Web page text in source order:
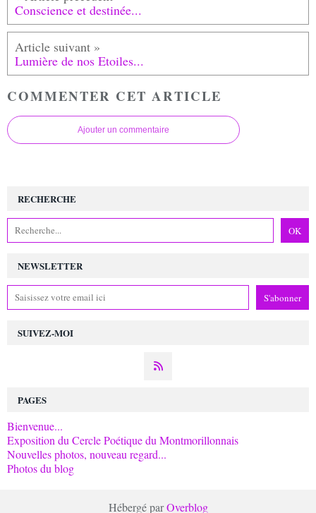
Conscience et destinée...
Lumière de nos Etoiles...
COMMENTER CET ARTICLE
Ajouter un commentaire
NEWSLETTER
SUIVEZ-MOI
RECHERCHE
PAGES
Bienvenue...
Exposition du Cercle Poétique du Montmorillonnais
Nouvelles photos, nouveau regard...
Photos du blog
Hébergé parOverblog